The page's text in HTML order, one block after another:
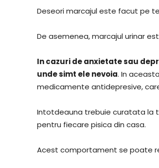
Deseori marcajul este facut pe
De asemenea, marcajul urinar
In cazuri de anxietate sau
unde simt ele nevoia. In
medicamente antidepresive,
Intotdeauna trebuie curatata la
pentru fiecare pisica din casa.
Acest comportament se poate